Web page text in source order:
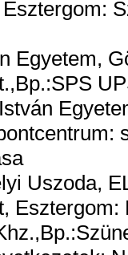
Egyetem,
Uszoda,